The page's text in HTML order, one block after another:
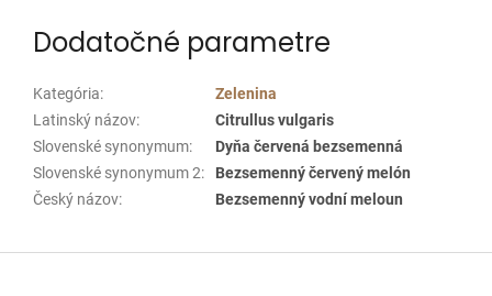
Dodatočné parametre
Kategória:
Zelenina
Latinský názov:
Citrullus vulgaris
Slovenské synonymum:
Dyňa červená bezsemenná
Slovenské synonymum 2:
Bezsemenný červený melón
Český názov: Bezsemenný vodní meloun
Z